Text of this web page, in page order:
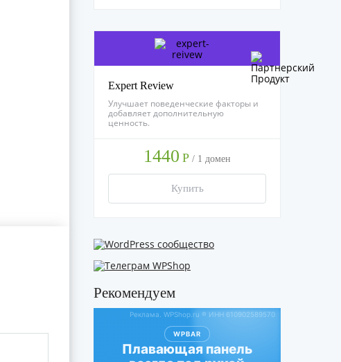
Expert Review
Улучшает поведенческие факторы и
добавляет дополнительную
ценность.
1440 Р / 1 домен
Купить
Рекомендуем